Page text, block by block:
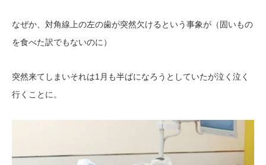
なぜか、対角線上の左の歯が突然欠けるという事象が（固いもの
を食べた訳でもないのに）
突然来てしまいそれは1月も半ばになろうとしていたが泣く泣く
行くことに。